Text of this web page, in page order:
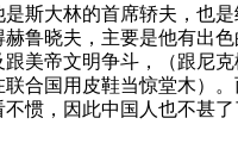
斯大林的首席轿夫，也
鲁晓夫，主要是他有出
美帝文明争斗，（跟尼
合国用皮鞋当惊堂木）
惯，因此中国人也不甚